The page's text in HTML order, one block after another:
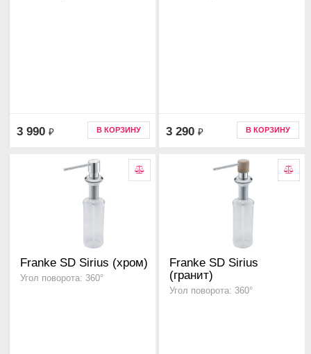
3 990 ₽ В КОРЗИНУ 3 290 ₽ В КОРЗИНУ
Franke SD Sirius (хром)
Угол поворота: 360°
Franke SD Sirius
(гранит)
Угол поворота: 360°